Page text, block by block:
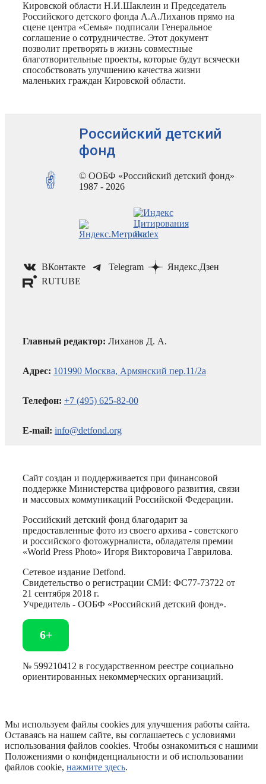
Кировской области Н.И.Шаклеин и Председатель
Российского детского фонда А.А.Лиханов прямо на
сцене центра «Семья» подписали Генеральное
соглашение о сотрудничестве. Этот документ
позволит претворять в жизнь совместные
благотворительные проекты, которые будут всячески
способствовать улучшению качества жизни
маленьких граждан Кировской области.
Российский детский
фонд
© ООБФ «Российский детский фонд»
1987 - 2026
ВКонтакте Telegram
Яндекс.Дзен
RUTUBE
Главный редактор: Лиханов Д. А.
Адрес: 101990 Москва, Армянский пер.11/2а
Телефон: +7 (495) 625-82-00
E-mail: info@detfond.org
Сайт создан и поддерживается при финансовой
поддержке Министерства цифрового развития, связи
и массовых коммуникаций Российской Федерации.
Российский детский фонд благодарит за
предоставленные фото из своего архива - советского
и российского фотожурналиста, обладателя премии
«World Press Photo» Игоря Викторовича Гаврилова.
Сетевое издание Detfond.
Свидетельство о регистрации СМИ: ФС77-73722 от
21 сентября 2018 г.
Учредитель - ООБФ «Российский детский фонд».
6+
№ 599210412 в государственном реестре социально
ориентированных некоммерческих организаций.
Мы используем файлы cookies для улучшения работы сайта.
Оставаясь на нашем сайте, вы соглашаетесь с условиями
использования файлов cookies. Чтобы ознакомиться с нашими
Положениями о конфиденциальности и об использовании
файлов cookie, нажмите здесь.